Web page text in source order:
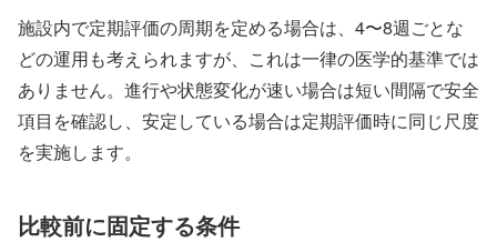
施設内で定期評価の周期を定める場合は、4〜8週ごとな
どの運用も考えられますが、これは一律の医学的基準では
ありません。進行や状態変化が速い場合は短い間隔で安全
項目を確認し、安定している場合は定期評価時に同じ尺度
を実施します。
比較前に固定する条件